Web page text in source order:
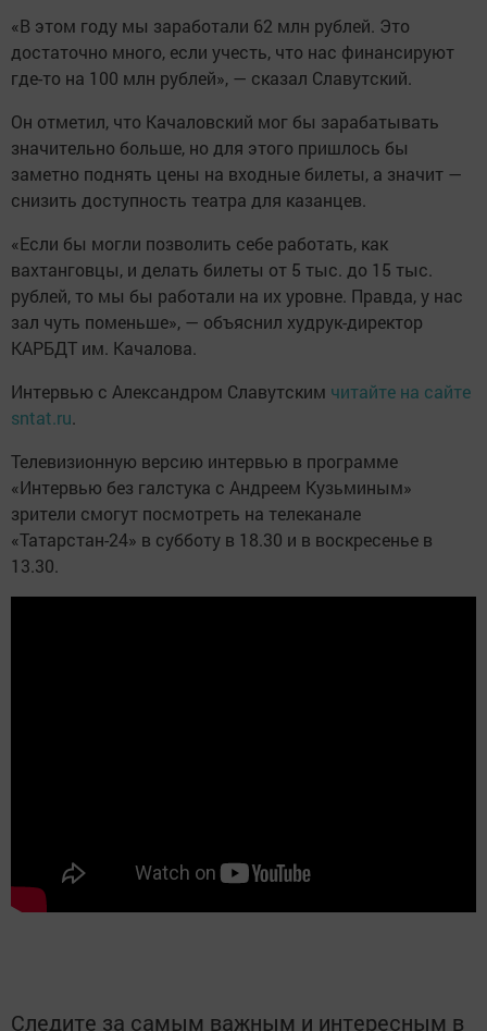
«В этом году мы заработали 62 млн рублей. Это
достаточно много, если учесть, что нас финансируют
где-то на 100 млн рублей», — сказал Славутский.
Он отметил, что Качаловский мог бы зарабатывать
значительно больше, но для этого пришлось бы
заметно поднять цены на входные билеты, а значит —
снизить доступность театра для казанцев.
«Если бы могли позволить себе работать, как
вахтанговцы, и делать билеты от 5 тыс. до 15 тыс.
рублей, то мы бы работали на их уровне. Правда, у нас
зал чуть поменьше», — объяснил худрук-директор
КАРБДТ им. Качалова.
Интервью с Александром Славутским читайте на сайте
sntat.ru.
Телевизионную версию интервью в программе
«Интервью без галстука с Андреем Кузьминым»
зрители смогут посмотреть на телеканале
«Татарстан-24» в субботу в 18.30 и в воскресенье в
13.30.
Следите за самым важным и интересным в